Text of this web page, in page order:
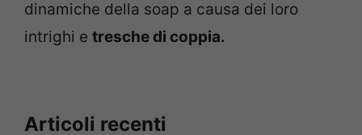
dinamiche della soap a causa dei loro
intrighi e tresche di coppia.
Articoli recenti